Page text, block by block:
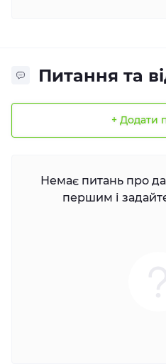
Питання та
+ Додати
Немає питань про
першим і